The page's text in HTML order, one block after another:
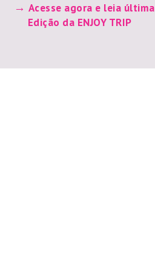
Acesse agora e leia última
Edição da ENJOY TRIP